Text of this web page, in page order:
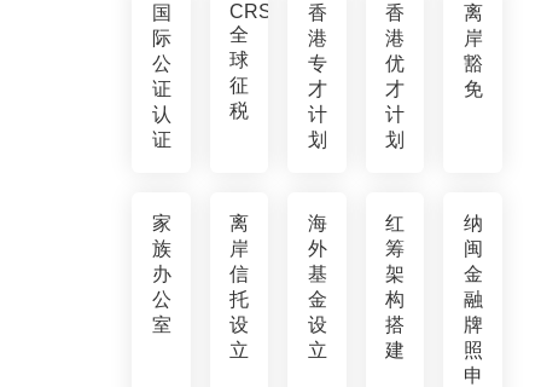
国
际
公
证
认
证
CRS
全
球
征
税
香
港
专
才
计
划
香
港
优
才
计
划
离
岸
豁
免
家
族
办
公
室
离
岸
信
托
设
立
海
外
基
金
设
立
红
筹
架
构
搭
建
纳
闽
金
融
牌
照
申